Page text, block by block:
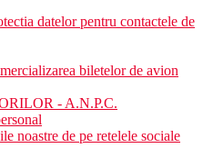
datelor pentru contactele de
biletelor de avion
- A.N.P.C.
noastre de pe retelele sociale